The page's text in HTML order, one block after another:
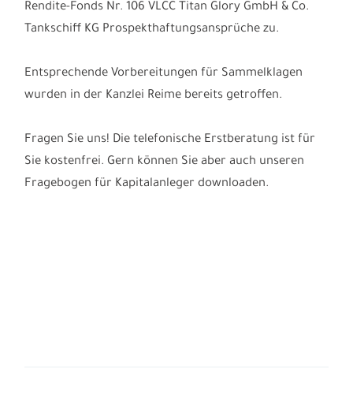
Rendite-Fonds Nr. 106 VLCC Titan Glory GmbH & Co.
Tankschiff KG Prospekthaftungsansprüche zu.
Entsprechende Vorbereitungen für Sammelklagen
wurden in der Kanzlei Reime bereits getroffen.
Fragen Sie uns! Die telefonische Erstberatung ist für
Sie kostenfrei. Gern können Sie aber auch unseren
Fragebogen für Kapitalanleger downloaden.